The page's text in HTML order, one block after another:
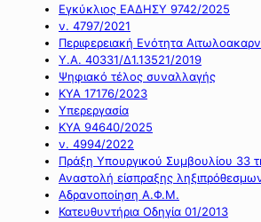
Εγκύκλιος ΕΑΔΗΣΥ 9742/2025
ν. 4797/2021
Περιφερειακή Ενότητα
Υ.Α. 40331/Δ1.13521/2019
Ψηφιακό τέλος συναλλαγής
ΚΥΑ 17176/2023
Υπερεργασία
ΚΥΑ 94640/2025
ν. 4994/2022
Πράξη Υπουργικού Συμβουλίου 33
Αναστολή είσπραξης
Αδρανοποίηση Α.Φ.Μ.
Κατευθυντήρια Οδηγία 01/2013